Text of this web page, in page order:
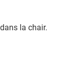
la chair.